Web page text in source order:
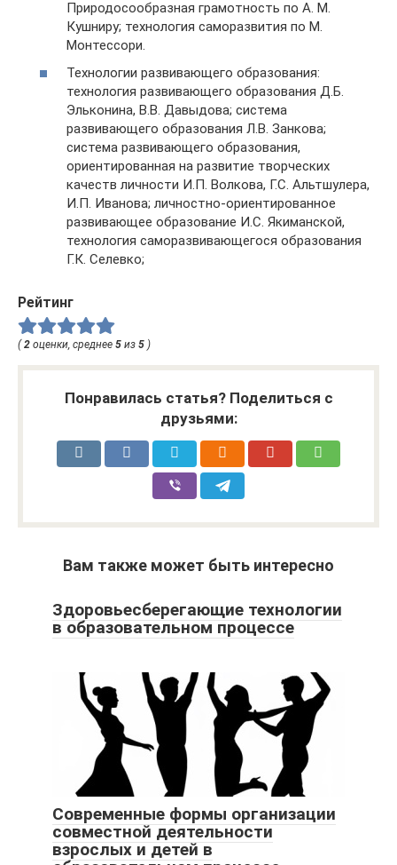
Природосообразная грамотность по А. М.
Кушниру; технология саморазвития по М.
Монтессори.
Технологии развивающего образования:
технология развивающего образования Д.Б.
Эльконина, В.В. Давыдова; система
развивающего образования Л.В. Занкова;
система развивающего образования,
ориентированная на развитие творческих
качеств личности И.П. Волкова, Г.С. Альтшулера,
И.П. Иванова; личностно-ориентированное
развивающее образование И.С. Якиманской,
технология саморазвивающегося образования
Г.К. Селевко;
Рейтинг
(2 оценки, среднее 5 из 5 )
Понравилась статья? Поделиться с
друзьями:
Вам также может быть интересно
Здоровьесберегающие технологии
в образовательном процессе
Современные формы организации
совместной деятельности
взрослых и детей в